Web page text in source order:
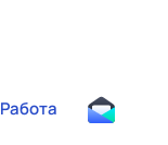
Работа